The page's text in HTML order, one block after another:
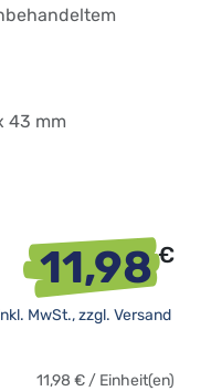
43 mm
11,98€
MwSt., zzgl. Versand
11,98 € / Einheit(en)